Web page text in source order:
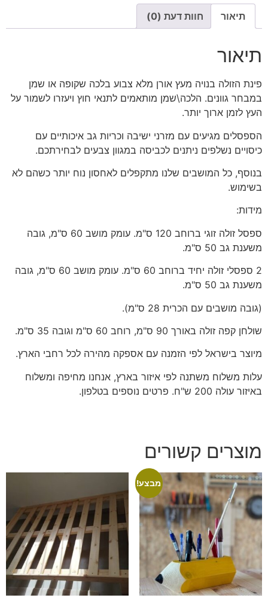
תיאור חוות דעת (0)
תיאור
פינת הזולה בנויה מעץ אורן מלא צבוע בלכה שקופה או שמן
במבחר גוונים. הלכה\שמן מותאמים לתנאי חוץ ויעזרו לשמור על
העץ לזמן ארוך יותר.
הספסלים מגיעים עם מזרני ישיבה וכריות גב איכותיים עם
כיסויים נשלפים ניתנים לכביסה במגוון צבעים לבחירתכם.
בנוסף, כל המושבים שלנו מתקפלים לאחסון נוח יותר כשהם לא
בשימוש.
מידות:
ספסל זולה זוגי ברוחב 120 ס"מ. עומק מושב 60 ס"מ, גובה
משענת גב 50 ס"מ.
2 ספסלי זולה יחיד ברוחב 60 ס"מ. עומק מושב 60 ס"מ, גובה
משענת גב 50 ס"מ.
(גובה מושבים עם הכרית 28 ס"מ).
שולחן קפה זולה באורך 90 ס"מ, רוחב 60 ס"מ וגובה 35 ס"מ.
מיוצר בישראל לפי הזמנה עם אספקה מהירה לכל רחבי הארץ.
עלות משלוח משתנה לפי איזור בארץ, אנחנו מחיפה ומשלוח
באיזור עולה 200 ש"ח. פרטים נוספים בטלפון.
מוצרים קשורים
מבצע!